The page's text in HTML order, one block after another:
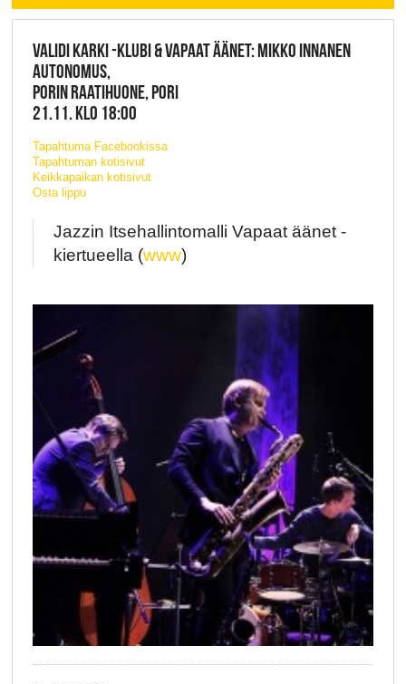
VALIDI KARKI -KLUBI & VAPAAT ÄÄNET: MIKKO INNANEN
AUTONOMUS,
PORIN RAATIHUONE, PORI
21.11. KLO 18:00
Tapahtuma Facebookissa
Tapahtuman kotisivut
Keikkapaikan kotisivut
Osta lippu
Jazzin Itsehallintomalli Vapaat äänet -
kiertueella (www)